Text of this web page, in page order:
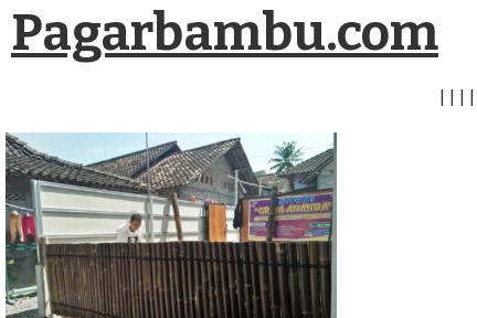
Pagarbambu.com
| | | |